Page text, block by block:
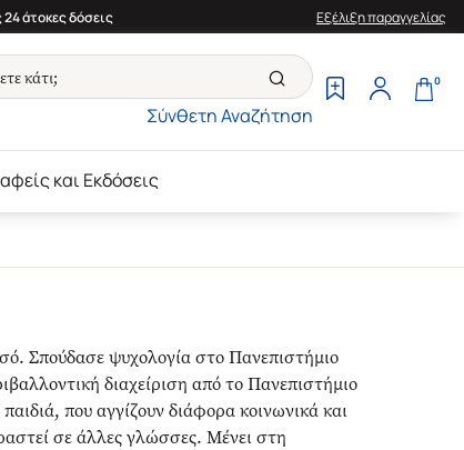
άτοκες δόσεις Εξέλιξη παραγγελίας
Σύνθετη Αναζήτηση
0
και Εκδόσεις
Σπούδασε ψυχολογία στο Πανεπιστήμιο
διαχείριση από το Πανεπιστήμιο
που αγγίζουν διάφορα κοινωνικά και
σε άλλες γλώσσες. Μένει στη